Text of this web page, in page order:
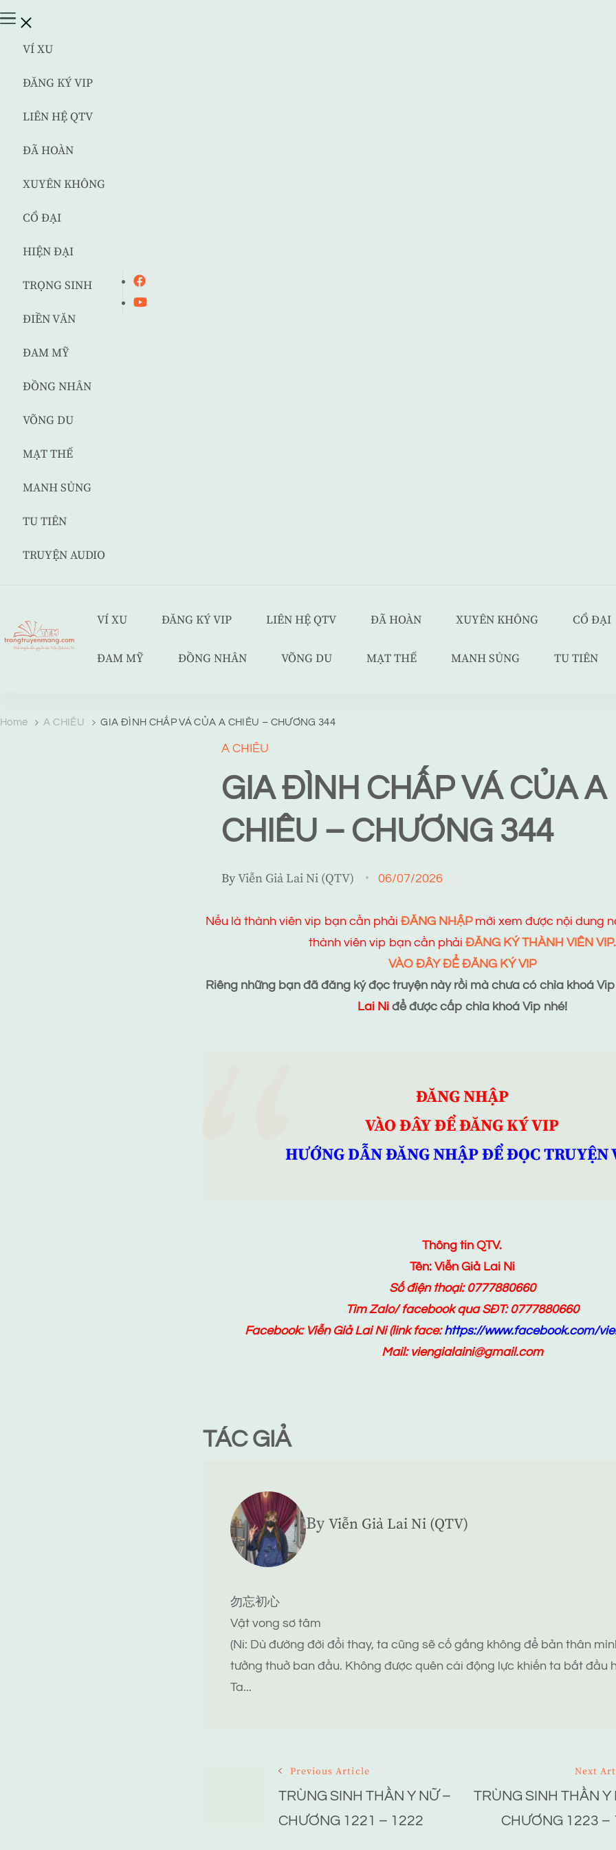
VÍ XU
ĐĂNG KÝ VIP
LIÊN HỆ QTV
ĐÃ HOÀN
XUYÊN KHÔNG
CỔ ĐẠI
HIỆN ĐẠI
TRỌNG SINH
ĐIỀN VĂN
ĐAM MỸ
ĐỒNG NHÂN
VÕNG DU
MẠT THẾ
MANH SỦNG
TU TIÊN
TRUYỆN AUDIO
VÍ XU ĐĂNG KÝ VIP LIÊN HỆ QTV ĐÃ HOÀN XUYÊN KHÔNG CỔ ĐẠI
ĐAM MỸ ĐỒNG NHÂN VÕNG DU MẠT THẾ MANH SỦNG TU TIÊN
Home A CHIÊU GIA ĐÌNH CHẤP VÁ CỦA A CHIÊU – CHƯƠNG 344
A CHIÊU
GIA ĐÌNH CHẤP VÁ CỦA A
CHIÊU – CHƯƠNG 344
ByViễn Giả Lai Ni (QTV) 06/07/2026
Nếu là thành viên vip bạn cần phải ĐĂNG NHẬPmới xem được nội dung
thành viên vip bạn cần phải ĐĂNG KÝ THÀNH VIÊN VIP.
VÀO ĐÂY ĐỂ ĐĂNG KÝ VIP
Riêng những bạn đã đăng ký đọc truyện này rồi mà chưa có chìa khoá
Lai Ni để được cấp chìa khoá Vip nhé!
ĐĂNG NHẬP
VÀO ĐÂY ĐỂ ĐĂNG KÝ VIP
HƯỚNG DẪN ĐĂNG NHẬP ĐỂ ĐỌC TRUYỆN
Thông tin QTV.
Tên: Viễn Giả Lai Ni
Số điện thoại: 0777880660
Tìm Zalo/ facebook qua SĐT: 0777880660
Facebook: Viễn Giả Lai Ni(link face:https://www.facebook.com/
Mail: viengialaini@gmail.com
TÁC GIẢ
By Viễn Giả Lai Ni (QTV)
勿忘初心
Vật vong sơ tâm
(Ni: Dù đường đời đổi thay, ta cũng sẽ cố gắng không để bản thân
tưởng thuở ban đầu. Không được quên cái động lực khiến ta bắt đầu
Ta...
Navigation
Previous Article
TRÙNG SINH THẦN Y NỮ –
CHƯƠNG 1221 – 1222
Next
TRÙNG SINH THẦN Y
CHƯƠNG 1223 –